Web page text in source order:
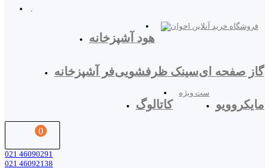
.
هود آشپزخانه
گاز صفحه ایسینک ظرفشوییفر آشپزخانه
مایکروویو
ست ویژه
کاتالوگ
0
021 46090291
021 46092138